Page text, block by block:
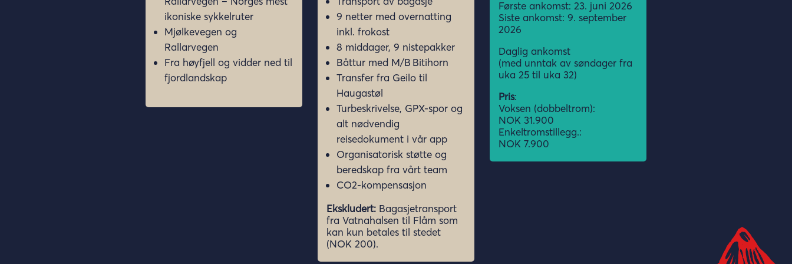
ikoniske sykkelruter
Mjølkevegen og
Rallarvegen
Fra høyfjell og vidder ned til
fjordlandskap
9 netter med overnatting
inkl. frokost
8 middager, 9 nistepakker
Båttur med M/B Bitihorn
Transfer fra Geilo til
Haugastøl
Turbeskrivelse, GPX-spor og
alt nødvendig
reisedokument i vår app
Organisatorisk støtte og
beredskap fra vårt team
CO2-kompensasjon
Ekskludert:Bagasjetransport
fra Vatnahalsen til Flåm som
kan kun betales til stedet
(NOK 200).
Første ankomst: 23. juni 2026
Siste ankomst: 9. september
2026
Daglig ankomst
(med unntak av søndager fra
uka 25 til uka 32)
Pris:
Voksen (dobbeltrom):
NOK 31.900
Enkeltromstillegg.:
NOK 7.900